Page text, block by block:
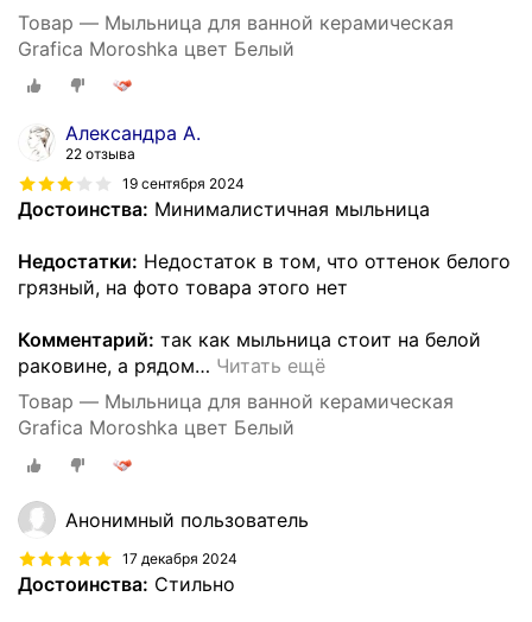
Товар — Мыльница для ванной керамическая
Grafica Moroshka цвет Белый
Александра А.
22 отзыва
19 сентября 2024
Достоинства: Минималистичная мыльница
Недостатки: Недостаток в том, что оттенок белого
грязный, на фото товара этого нет
Комментарий: так как мыльница стоит на белой
раковине, а рядом… Читать ещё
Товар — Мыльница для ванной керамическая
Grafica Moroshka цвет Белый
Анонимный пользователь
17 декабря 2024
Достоинства: Стильно